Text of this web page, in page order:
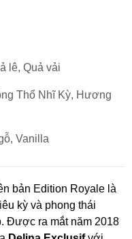
lê, Quả vải
Thổ Nhĩ Kỳ, Hương
Vanilla
bản Edition Royale là
kỳ và phong thái
Được ra mắt năm 2018